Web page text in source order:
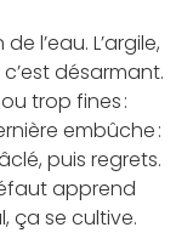
l’eau. L’argile,
désarmant.
trop fines :
embûche :
puis regrets.
apprend
ça se cultive.